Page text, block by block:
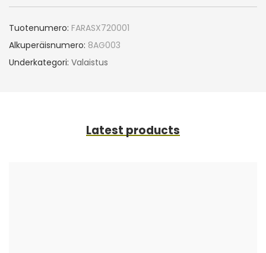
Tuotenumero: FARASX720001
Alkuperäisnumero: 8AG003
Underkategori: Valaistus
Latest products